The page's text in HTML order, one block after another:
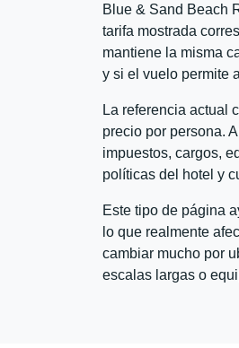
Blue & Sand Beach
tarifa mostrada
mantiene la misma
y si el vuelo permite
La referencia actual
precio por persona.
impuestos, cargos,
políticas del hotel y
Este tipo de página
lo que realmente
cambiar mucho por
escalas largas o